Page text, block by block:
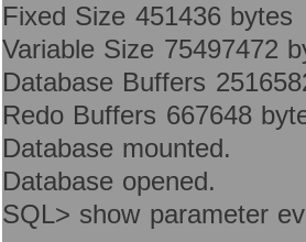
Fixed Size 451436 bytes
Variable Size 75497472
Database Buffers
Redo Buffers 667648
Database mounted.
Database opened.
SQL> show parameter